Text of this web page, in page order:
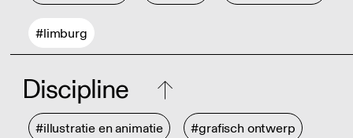
#limburg
Discipline
#illustratie en animatie #grafisch ontwerp